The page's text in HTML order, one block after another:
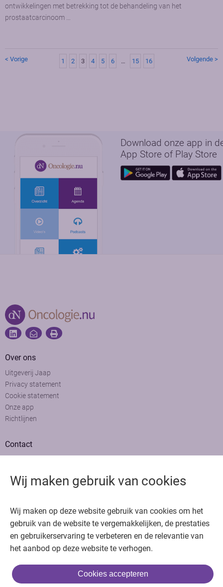
Wij maken gebruik van cookies
Wij maken op deze website gebruik van cookies om het
gebruik van de website te vergemakkelijken, de prestaties
en gebruikerservaring te verbeteren en de relevantie van
het aanbod op deze website te verhogen.
Cookies accepteren
Bedankt voor het bezoeken van Oncologie.nu
Krijg gratis toegang in 30 seconden of log in om verder te gaan
of
ontwikkelingen met betrekking tot de behandeling van het
prostaatcarcinoom …
< Vorige 1 2 3 4 5 6 … 15 16 Volgende >
Download onze app in
App Store of Play Store
Over ons
Uitgeverij Jaap
Privacy statement
Cookie statement
Onze app
Richtlijnen
Contact
Adverteren
Copyright © 2026. Uitgeverij Jaap. Alle rechten voorbehouden.